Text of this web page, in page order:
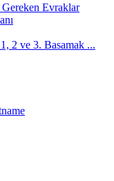
Evraklar
2 ve 3. Basamak ...